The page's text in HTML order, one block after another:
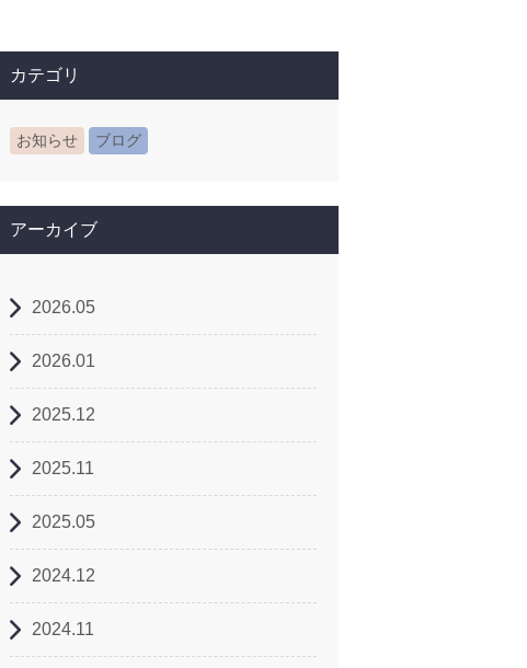
カテゴリ
お知らせ ブログ
アーカイブ
2026.05
2026.01
2025.12
2025.11
2025.05
2024.12
2024.11